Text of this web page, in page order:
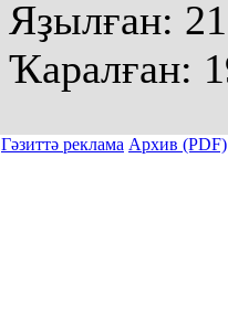
Яҙылған:
Ҡаралған:
Гәзиттә реклама Архив (PDF)